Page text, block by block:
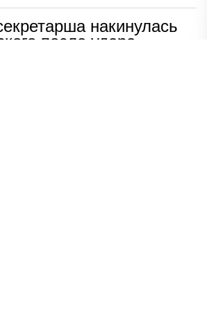
накинулась
после удара